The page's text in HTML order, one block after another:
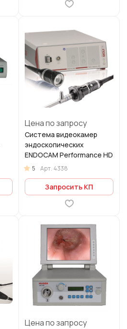
Цена по запросу
Система видеокамер
эндоскопических
ENDOCAM Performance HD
5 Арт. 4338
Запросить КП
Цена по запросу